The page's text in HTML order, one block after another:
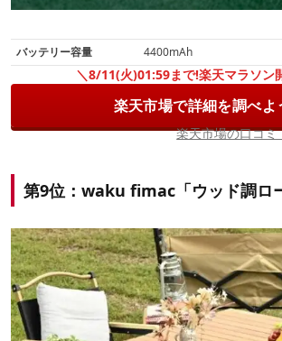
バッテリー容量
4400mAh
＼8/11(火)01:59まで!楽天マラソン
楽天市場で詳細を調べよ
楽天市場の口コ
第9位：waku fimac「ウッド調ロ